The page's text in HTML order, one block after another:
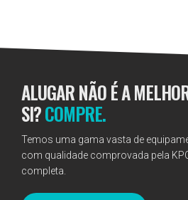
ALUGAR NÃO É A
SI?COMPRE.
Temos uma gama vasta de
com qualidade comprovada pela
completa.